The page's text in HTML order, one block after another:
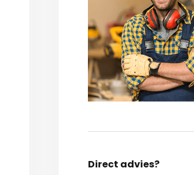
Direct advies?